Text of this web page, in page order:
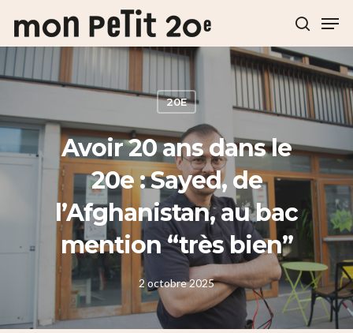
Hit enter to search or ESC to close
20E
Avoir 20 ans dans le
20e : Sayed, de
l’Afghanistan, au bac
mention “très bien”
2 octobre 2025